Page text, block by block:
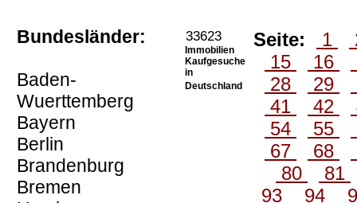
Bundesländer:
Baden-
Wuerttemberg
Bayern
Berlin
Brandenburg
Bremen
33623
Immobilien
Kaufgesuche
in
Deutschland
Seite: 1
15
16
28
29
41
42
54
55
67
68
80
81
93
94